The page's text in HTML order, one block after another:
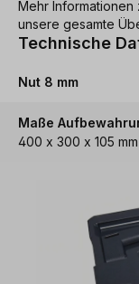
Mehr Informationen
unsere gesamte
Technische
Nut 8 mm
Maße
400 x 300 x 105 mm